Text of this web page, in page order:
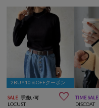
2BUY10％OFFクーポン
SALE 手洗い可 
LOCUST
TIME SALE
DISCOAT